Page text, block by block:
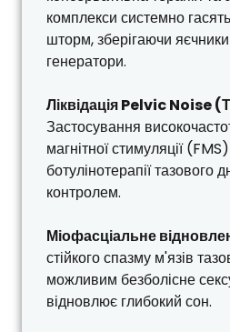
комплекси системно
шторм, зберігаючи яєчники
генератори.
Ліквідація Pelvic Noise
Застосування
магнітної стимуляції
ботулінотерапії тазового
контролем.
Міофасціальне
стійкого спазму м'язів
можливим безболісне
відновлює глибокий сон.